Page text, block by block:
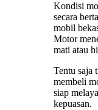
Kondisi
secara
mobil
Motor
mati atau
Tentu saja
membeli
siap
kepuasan.